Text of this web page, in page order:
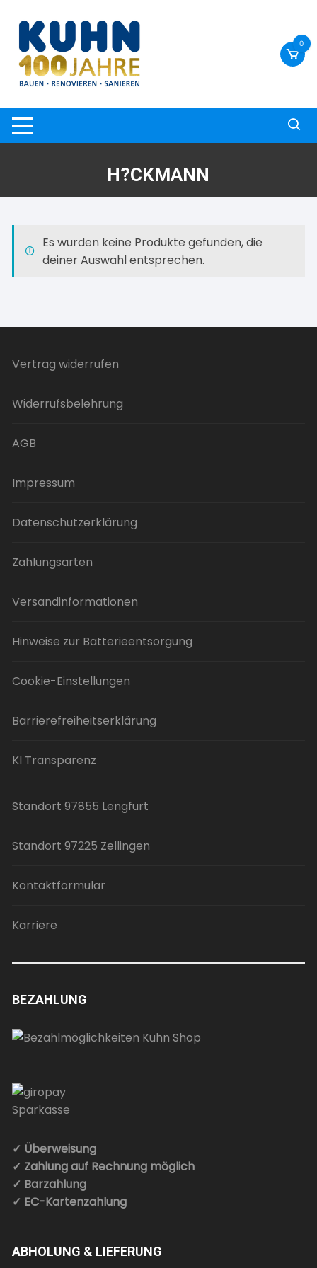
Inhalt
springen
0
H?CKMANN
Es wurden keine Produkte gefunden, die
deiner Auswahl entsprechen.
Vertrag widerrufen
Widerrufsbelehrung
AGB
Impressum
Datenschutzerklärung
Zahlungsarten
Versandinformationen
Hinweise zur Batterieentsorgung
Cookie-Einstellungen
Barrierefreiheitserklärung
KI Transparenz
Standort 97855 Lengfurt
Standort 97225 Zellingen
Kontaktformular
Karriere
BEZAHLUNG
✓ Überweisung
✓ Zahlung auf Rechnung möglich
✓ Barzahlung
✓ EC-Kartenzahlung
ABHOLUNG & LIEFERUNG